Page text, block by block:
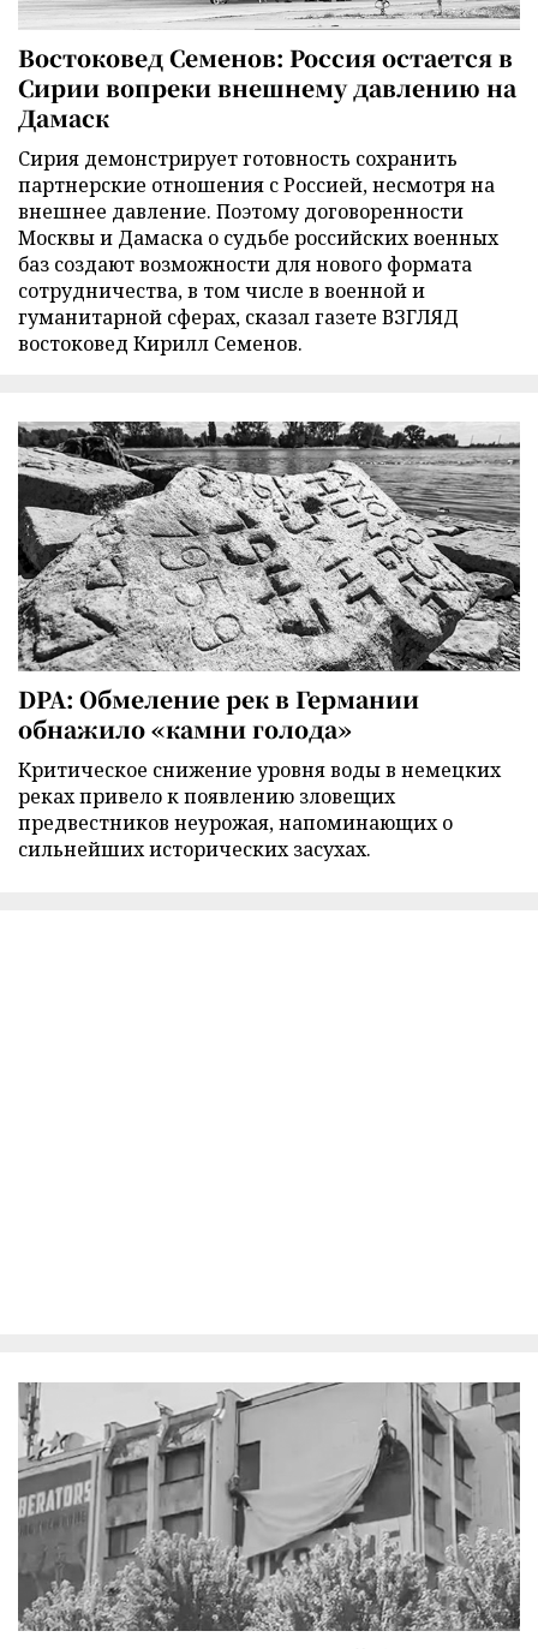
Востоковед Семенов: Россия остается в
Сирии вопреки внешнему давлению на
Дамаск
Сирия демонстрирует готовность сохранить
партнерские отношения с Россией, несмотря на
внешнее давление. Поэтому договоренности
Москвы и Дамаска о судьбе российских военных
баз создают возможности для нового формата
сотрудничества, в том числе в военной и
гуманитарной сферах, сказал газете ВЗГЛЯД
востоковед Кирилл Семенов.
DPA: Обмеление рек в Германии
обнажило «камни голода»
Критическое снижение уровня воды в немецких
реках привело к появлению зловещих
предвестников неурожая, напоминающих о
сильнейших исторических засухах.